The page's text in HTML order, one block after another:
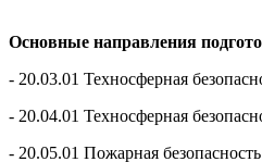
Основные направления
- 20.03.01 Техносферная
- 20.04.01 Техносферная
- 20.05.01 Пожарная